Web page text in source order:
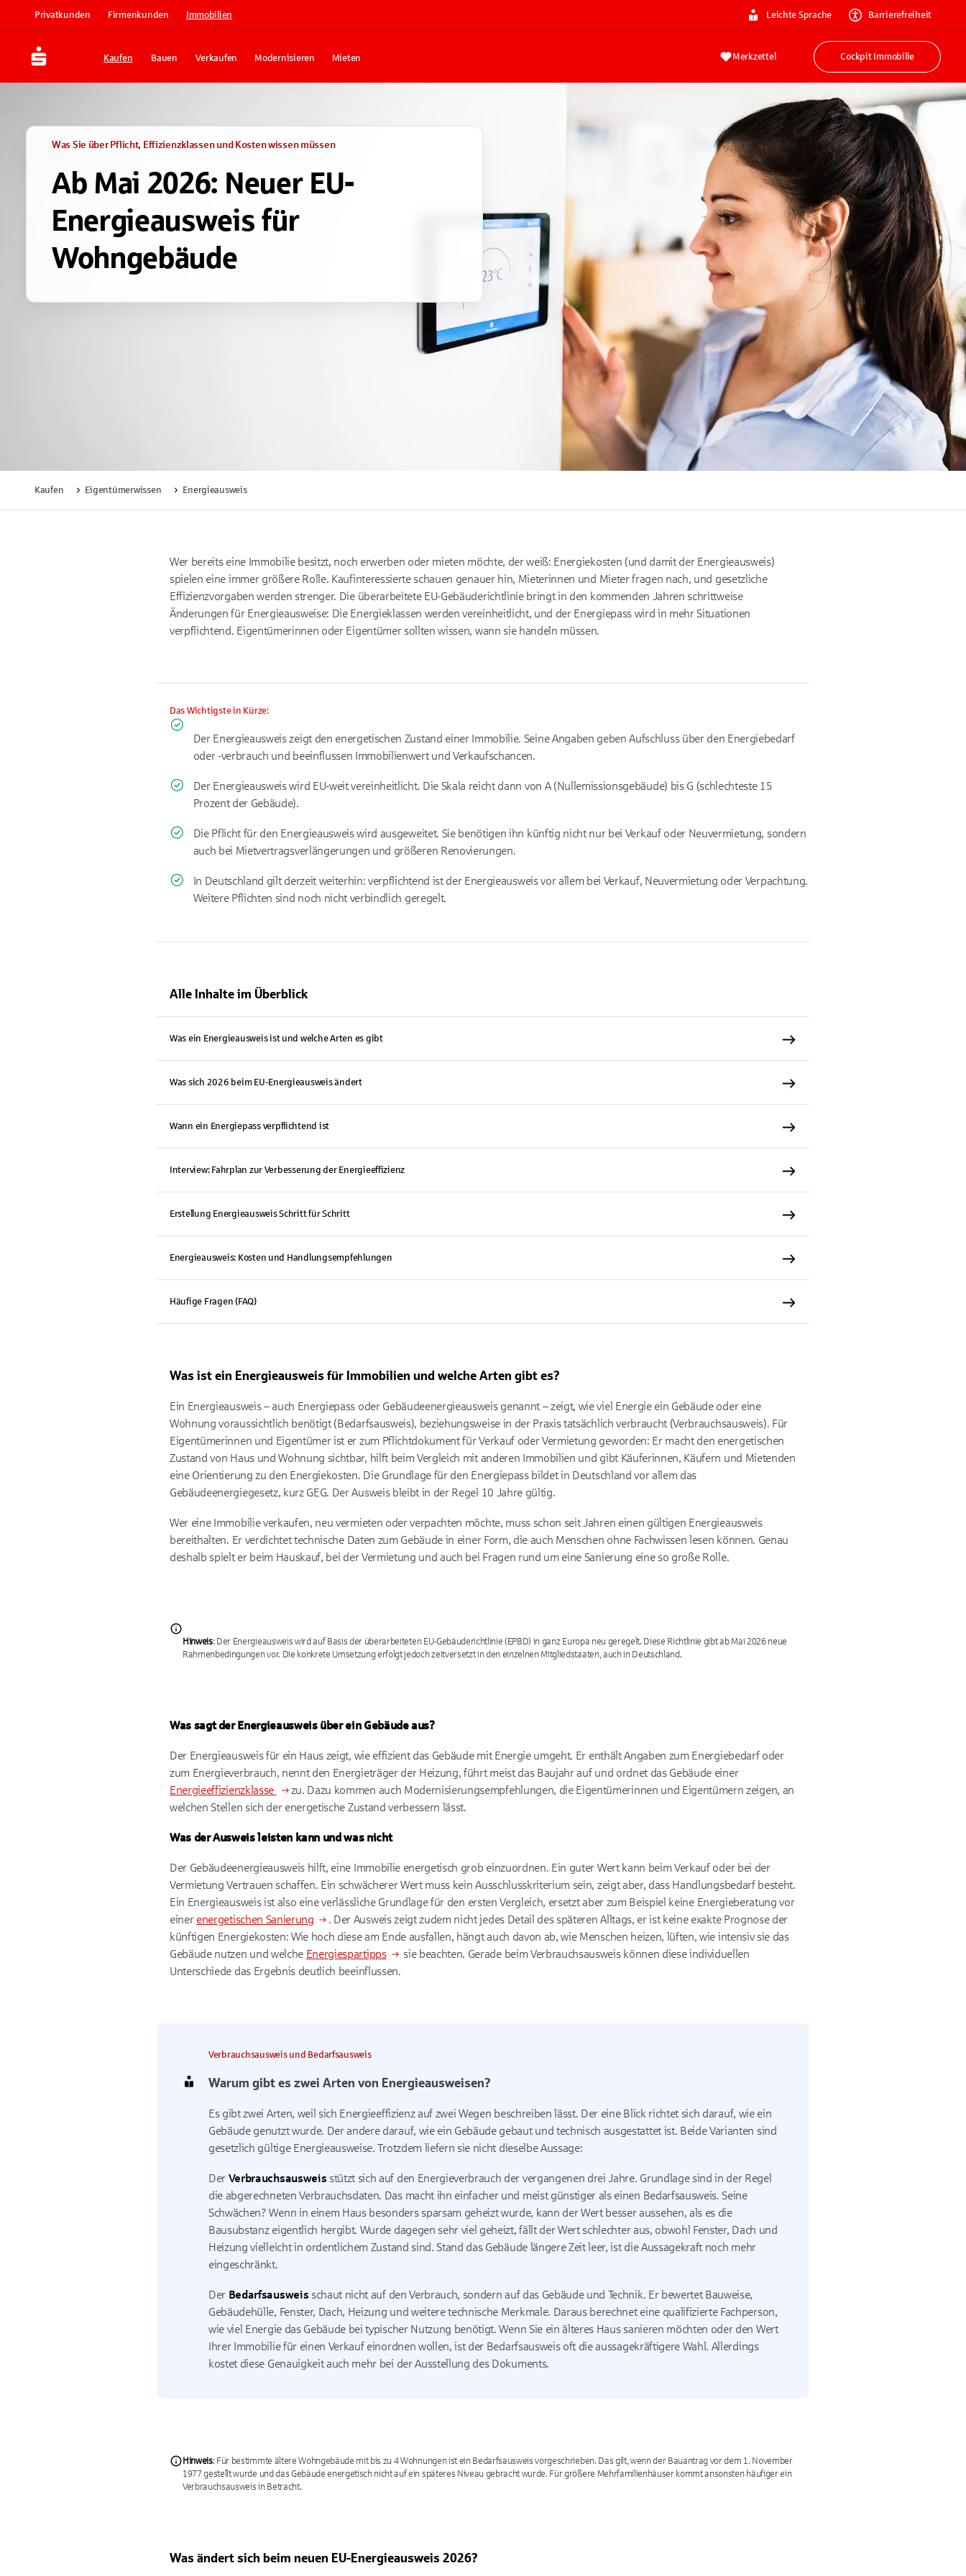
Privatkunden Firmenkunden Immobilien Leichte Sprache Barrierefreiheit
Kaufen Bauen Verkaufen Modernisieren Mieten Merkzettel Cockpit Immobilie
Was Sie über Pflicht, Effizienzklassen und Kosten wissen müssen
Ab Mai 2026: Neuer EU-
Energieausweis für
Wohngebäude
Kaufen Eigentümerwissen Energieausweis
Wer bereits eine Immobilie besitzt, noch erwerben oder mieten möchte, der weiß: Energiekosten (und damit der Energieausweis)
spielen eine immer größere Rolle. Kaufinteressierte schauen genauer hin, Mieterinnen und Mieter fragen nach, und gesetzliche
Effizienzvorgaben werden strenger. Die überarbeitete EU-Gebäuderichtlinie bringt in den kommenden Jahren schrittweise
Änderungen für Energieausweise: Die Energieklassen werden vereinheitlicht, und der Energiepass wird in mehr Situationen
verpflichtend. Eigentümerinnen oder Eigentümer sollten wissen, wann sie handeln müssen.
Das Wichtigste in Kürze:
Der Energieausweis zeigt den energetischen Zustand einer Immobilie. Seine Angaben geben Aufschluss über den Energiebedarf
oder -verbrauch und beeinflussen Immobilienwert und Verkaufschancen.
Der Energieausweis wird EU-weit vereinheitlicht. Die Skala reicht dann von A (Nullemissionsgebäude) bis G (schlechteste 15
Prozent der Gebäude).
Die Pflicht für den Energieausweis wird ausgeweitet. Sie benötigen ihn künftig nicht nur bei Verkauf oder Neuvermietung, sondern
auch bei Mietvertragsverlängerungen und größeren Renovierungen.
In Deutschland gilt derzeit weiterhin: verpflichtend ist der Energieausweis vor allem bei Verkauf, Neuvermietung oder Verpachtung.
Weitere Pflichten sind noch nicht verbindlich geregelt.
Alle Inhalte im Überblick
Was ein Energieausweis ist und welche Arten es gibt
Was sich 2026 beim EU-Energieausweis ändert
Wann ein Energiepass verpflichtend ist
Interview: Fahrplan zur Verbesserung der Energieeffizienz
Erstellung Energieausweis Schritt für Schritt
Energieausweis: Kosten und Handlungsempfehlungen
Häufige Fragen (FAQ)
Was ist ein Energieausweis für Immobilien und welche Arten gibt es?
Ein Energieausweis – auch Energiepass oder Gebäudeenergieausweis genannt – zeigt, wie viel Energie ein Gebäude oder eine
Wohnung voraussichtlich benötigt (Bedarfsausweis), beziehungsweise in der Praxis tatsächlich verbraucht (Verbrauchsausweis). Für
Eigentümerinnen und Eigentümer ist er zum Pflichtdokument für Verkauf oder Vermietung geworden: Er macht den energetischen
Zustand von Haus und Wohnung sichtbar, hilft beim Vergleich mit anderen Immobilien und gibt Käuferinnen, Käufern und Mietenden
eine Orientierung zu den Energiekosten. Die Grundlage für den Energiepass bildet in Deutschland vor allem das
Gebäudeenergiegesetz, kurz GEG. Der Ausweis bleibt in der Regel 10 Jahre gültig.
Wer eine Immobilie verkaufen, neu vermieten oder verpachten möchte, muss schon seit Jahren einen gültigen Energieausweis
bereithalten. Er verdichtet technische Daten zum Gebäude in einer Form, die auch Menschen ohne Fachwissen lesen können. Genau
deshalb spielt er beim Hauskauf, bei der Vermietung und auch bei Fragen rund um eine Sanierung eine so große Rolle.
Hinweis: Der Energieausweis wird auf Basis der überarbeiteten EU-Gebäuderichtlinie (EPBD) in ganz Europa neu geregelt. Diese Richtlinie gibt ab Mai 2026 neue
Rahmenbedingungen vor. Die konkrete Umsetzung erfolgt jedoch zeitversetzt in den einzelnen Mitgliedstaaten, auch in Deutschland.
Was sagt der Energieausweis über ein Gebäude aus?
Der Energieausweis für ein Haus zeigt, wie effizient das Gebäude mit Energie umgeht. Er enthält Angaben zum Energiebedarf oder
zum Energieverbrauch, nennt den Energieträger der Heizung, führt meist das Baujahr auf und ordnet das Gebäude einer
Energieeffizienzklasse
zu. Dazu kommen auch Modernisierungsempfehlungen, die Eigentümerinnen und Eigentümern zeigen, an
welchen Stellen sich der energetische Zustand verbessern lässt.
Was der Ausweis leisten kann und was nicht
Der Gebäudeenergieausweis hilft, eine Immobilie energetisch grob einzuordnen. Ein guter Wert kann beim Verkauf oder bei der
Vermietung Vertrauen schaffen. Ein schwächerer Wert muss kein Ausschlusskriterium sein, zeigt aber, dass Handlungsbedarf besteht.
Ein Energieausweis ist also eine verlässliche Grundlage für den ersten Vergleich, ersetzt aber zum Beispiel keine Energieberatung vor
einer energetischen Sanierung
. Der Ausweis zeigt zudem nicht jedes Detail des späteren Alltags, er ist keine exakte Prognose der
künftigen Energiekosten: Wie hoch diese am Ende ausfallen, hängt auch davon ab, wie Menschen heizen, lüften, wie intensiv sie das
Gebäude nutzen und welche Energiespartipps
sie beachten. Gerade beim Verbrauchsausweis können diese individuellen
Unterschiede das Ergebnis deutlich beeinflussen.
Verbrauchsausweis und Bedarfsausweis
Warum gibt es zwei Arten von Energieausweisen?
Es gibt zwei Arten, weil sich Energieeffizienz auf zwei Wegen beschreiben lässt. Der eine Blick richtet sich darauf, wie ein
Gebäude genutzt wurde. Der andere darauf, wie ein Gebäude gebaut und technisch ausgestattet ist. Beide Varianten sind
gesetzlich gültige Energieausweise. Trotzdem liefern sie nicht dieselbe Aussage:
Der Verbrauchsausweis stützt sich auf den Energieverbrauch der vergangenen drei Jahre. Grundlage sind in der Regel
die abgerechneten Verbrauchsdaten. Das macht ihn einfacher und meist günstiger als einen Bedarfsausweis. Seine
Schwächen? Wenn in einem Haus besonders sparsam geheizt wurde, kann der Wert besser aussehen, als es die
Bausubstanz eigentlich hergibt. Wurde dagegen sehr viel geheizt, fällt der Wert schlechter aus, obwohl Fenster, Dach und
Heizung vielleicht in ordentlichem Zustand sind. Stand das Gebäude längere Zeit leer, ist die Aussagekraft noch mehr
eingeschränkt.
Der Bedarfsausweis schaut nicht auf den Verbrauch, sondern auf das Gebäude und Technik. Er bewertet Bauweise,
Gebäudehülle, Fenster, Dach, Heizung und weitere technische Merkmale. Daraus berechnet eine qualifizierte Fachperson,
wie viel Energie das Gebäude bei typischer Nutzung benötigt. Wenn Sie ein älteres Haus sanieren möchten oder den Wert
Ihrer Immobilie für einen Verkauf einordnen wollen, ist der Bedarfsausweis oft die aussagekräftigere Wahl. Allerdings
kostet diese Genauigkeit auch mehr bei der Ausstellung des Dokuments.
Hinweis: Für bestimmte ältere Wohngebäude mit bis zu 4 Wohnungen ist ein Bedarfsausweis vorgeschrieben. Das gilt, wenn der Bauantrag vor dem 1. November
1977 gestellt wurde und das Gebäude energetisch nicht auf ein späteres Niveau gebracht wurde. Für größere Mehrfamilienhäuser kommt ansonsten häufiger ein
Verbrauchsausweis in Betracht.
Was ändert sich beim neuen EU-Energieausweis 2026?